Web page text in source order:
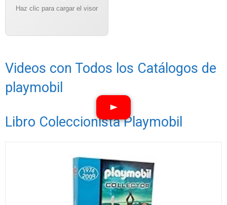
Haz clic para cargar el visor
Videos con Todos los Catálogos de
playmobil
Libro Coleccionista Playmobil